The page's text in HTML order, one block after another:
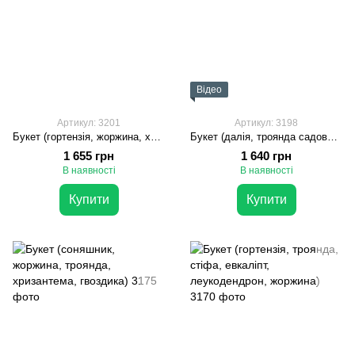
Артикул: 3201
Букет (гортензія, жоржина, хризантема сантіні, евкаліпт)
1 655 грн
В наявності
Купити
Відео
Артикул: 3198
Букет (далія, троянда садова, евкаліпт)
1 640 грн
В наявності
Купити